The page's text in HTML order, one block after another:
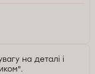
dużo
на деталі і